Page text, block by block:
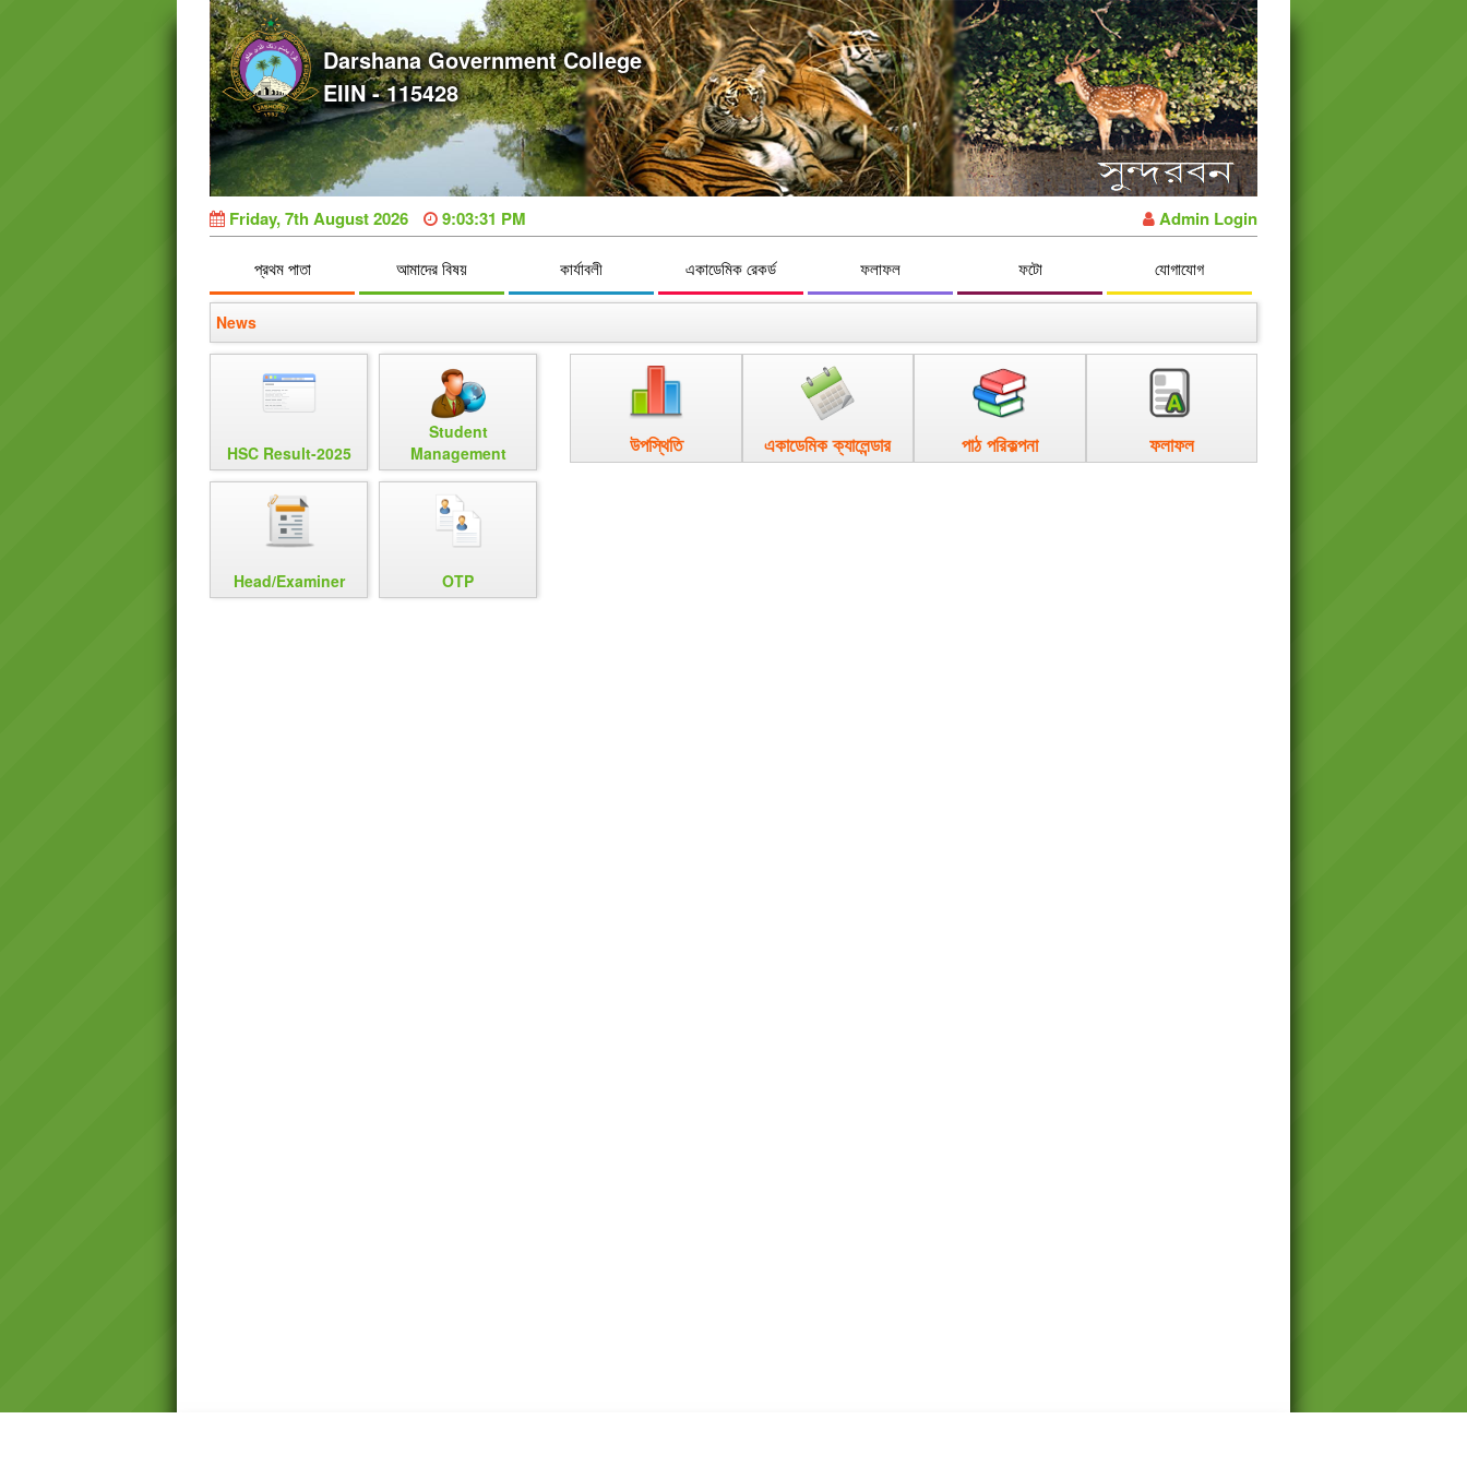
Darshana Government College
EIIN - 115428
Friday, 7th August 2026 9:03:32 PM Admin Login
প্রথম পাতা আমাদের বিষয় কার্যাবলী একাডেমিক রেকর্ড ফলাফল ফটো যোগাযোগ
News
HSC Result-2025
Student
Management
Head/Examiner OTP
উপস্থিতি একাডেমিক ক্যালেন্ডার পাঠ পরিকল্পনা ফলাফল